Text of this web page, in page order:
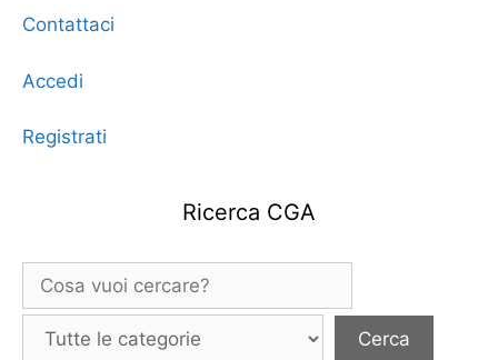
Contattaci
Accedi
Registrati
Ricerca CGA